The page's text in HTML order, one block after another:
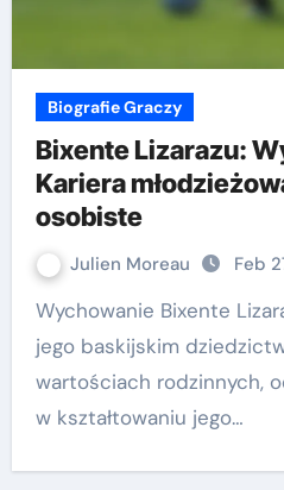
Biografie Graczy
Bixente Lizarazu:
Kariera
osobiste
Julien Moreau Feb
Wychowanie Bixente Lizarazu, zakorzenione w
jego baskijskim
wartościach rodzinnych,
w kształtowaniu jego…